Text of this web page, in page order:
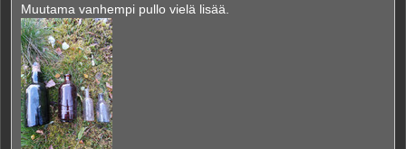
Muutama vanhempi pullo vielä lisää.